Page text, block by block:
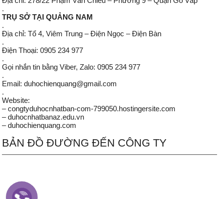
.
TRỤ SỞ TẠI QUẢNG NAM
.
Địa chỉ: Tổ 4, Viêm Trung – Điện Ngọc – Điện Bàn
.
Điện Thoại: 0905 234 977
.
Gọi nhắn tin bằng Viber, Zalo: 0905 234 977
.
Email: duhochienquang@gmail.com
.
Website:
– congtyduhocnhatban-com-799050.hostingersite.com
– duhocnhatbanaz.edu.vn
– duhochienquang.com
BẢN ĐỒ ĐƯỜNG ĐẾN CÔNG TY